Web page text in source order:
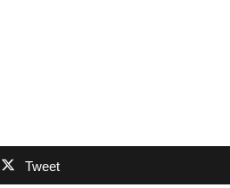
Tweet